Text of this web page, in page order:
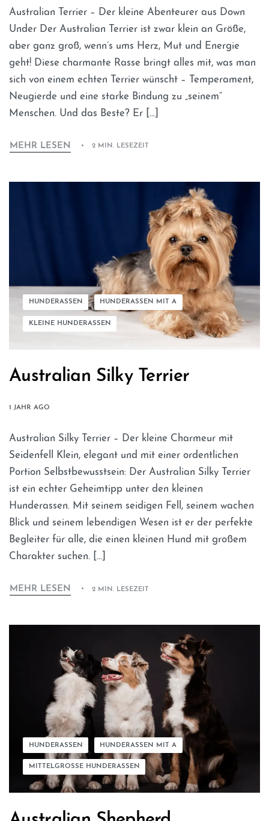
Australian Terrier – Der kleine Abenteurer aus Down
Under Der Australian Terrier ist zwar klein an Größe,
aber ganz groß, wenn’s ums Herz, Mut und Energie
geht! Diese charmante Rasse bringt alles mit, was man
sich von einem echten Terrier wünscht – Temperament,
Neugierde und eine starke Bindung zu „seinem“
Menschen. Und das Beste? Er […]
MEHR LESEN 2 MIN. LESEZEIT
HUNDERASSEN HUNDERASSEN MIT A
KLEINE HUNDERASSEN
Australian Silky Terrier
1 JAHR AGO
Australian Silky Terrier – Der kleine Charmeur mit
Seidenfell Klein, elegant und mit einer ordentlichen
Portion Selbstbewusstsein: Der Australian Silky Terrier
ist ein echter Geheimtipp unter den kleinen
Hunderassen. Mit seinem seidigen Fell, seinem wachen
Blick und seinem lebendigen Wesen ist er der perfekte
Begleiter für alle, die einen kleinen Hund mit großem
Charakter suchen. […]
MEHR LESEN 2 MIN. LESEZEIT
HUNDERASSEN HUNDERASSEN MIT A
MITTELGROSSE HUNDERASSEN